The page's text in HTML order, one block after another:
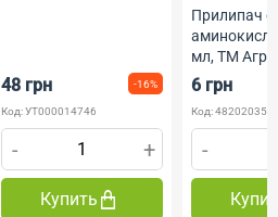
48 грн -16%
Код: УТ000014746
- +
Купить
Прилипач с
мл, ТМ
6 грн
Код:
-